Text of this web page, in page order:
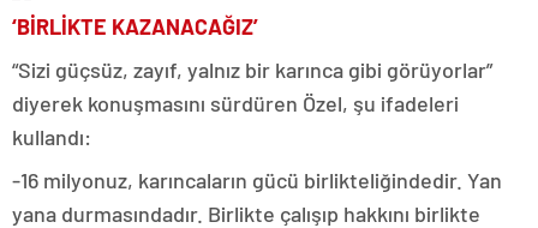
‘BİRLİKTE KAZANACAĞIZ’
“Sizi güçsüz, zayıf, yalnız bir karınca gibi görüyorlar”
diyerek konuşmasını sürdüren Özel, şu ifadeleri
kullandı:
-16 milyonuz, karıncaların gücü birlikteliğindedir. Yan
yana durmasındadır. Birlikte çalışıp hakkını birlikte